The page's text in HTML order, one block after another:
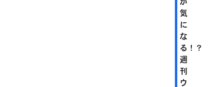
気
に
な
る！？
週
刊
ウ